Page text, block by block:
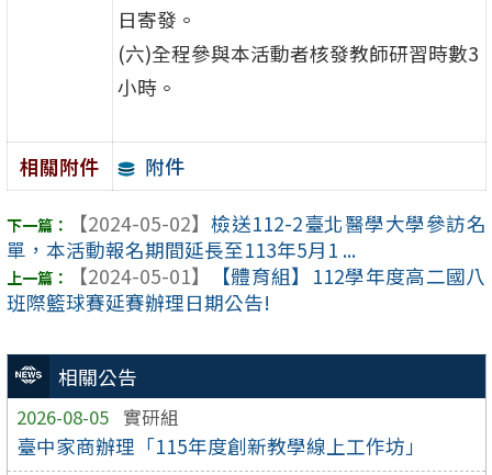
相關公告
2026-08-05 實研組
臺中家商辦理「115年度創新教學線上工作坊」
日寄發。
(六)全程參與本活動者核發教師研習時數3
小時。
相關附件 附件
【2024-05-02】 檢送112-2臺北醫學大學參訪名
單，本活動報名期間延長至113年5月1 ...
【2024-05-01】
【體育組】112學年度高二國八
班際籃球賽延賽辦理日期公告!